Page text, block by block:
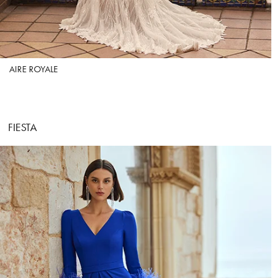
AIRE ROYALE
FIESTA